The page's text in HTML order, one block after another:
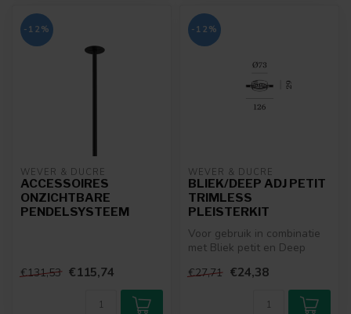
-12%
WEVER & DUCRÉ
ACCESSOIRES
ONZICHTBARE
PENDELSYSTEEM
€131,53 €115,74
-12%
WEVER & DUCRÉ
BLIEK/DEEP ADJ PETIT
TRIMLESS
PLEISTERKIT
Voor gebruik in combinatie
met Bliek petit en Deep
inbouws...
€27,71 €24,38